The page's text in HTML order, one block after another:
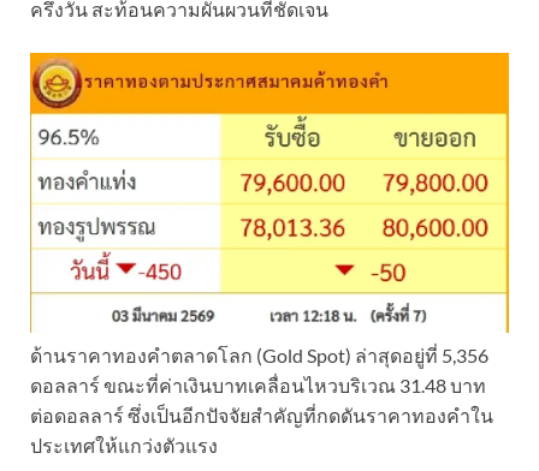
ครึ่งวัน สะท้อนความผันผวนที่ชัดเจน
ด้านราคาทองคำตลาดโลก (Gold Spot) ล่าสุดอยู่ที่ 5,356
ดอลลาร์ ขณะที่ค่าเงินบาทเคลื่อนไหวบริเวณ 31.48 บาท
ต่อดอลลาร์ ซึ่งเป็นอีกปัจจัยสำคัญที่กดดันราคาทองคำใน
ประเทศให้แกว่งตัวแรง